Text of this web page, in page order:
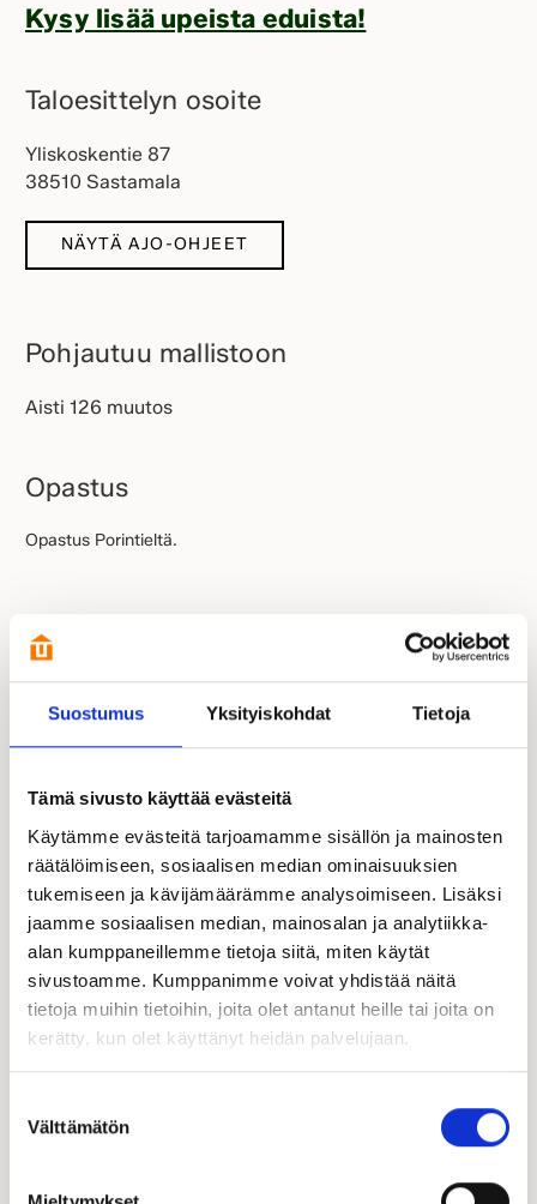
Suostumus Yksityiskohdat Tietoja
Tämä sivusto käyttää evästeitä
Käytämme evästeitä tarjoamamme sisällön ja mainosten
räätälöimiseen, sosiaalisen median ominaisuuksien
tukemiseen ja kävijämäärämme analysoimiseen. Lisäksi
jaamme sosiaalisen median, mainosalan ja analytiikka-
alan kumppaneillemme tietoja siitä, miten käytät
sivustoamme. Kumppanimme voivat yhdistää näitä
tietoja muihin tietoihin, joita olet antanut heille tai joita on
kerätty, kun olet käyttänyt heidän palvelujaan.
valinta
Välttämätön
Kysy lisää upeista eduista!
Taloesittelyn osoite
Yliskoskentie 87
38510 Sastamala
NÄYTÄ AJO-OHJEET
Pohjautuu mallistoon
Aisti 126 muutos
Opastus
Opastus Porintieltä.
Esittelyssä paikalla:
Jari Järvinen
Hirsi-Kastelli-kauppias | FI
050 570 5366